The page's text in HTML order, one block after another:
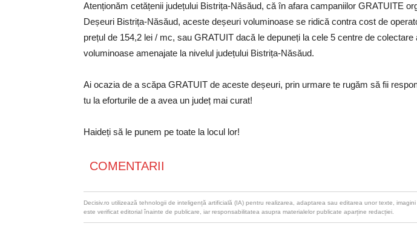
Atenționăm cetățenii județului Bistrița-Năsăud, că în afara campaniilor GRATUITE
Deșeuri Bistrița-Năsăud, aceste deșeuri voluminoase se ridică contra cost de
prețul de 154,2 lei / mc, sau GRATUIT dacă le depuneți la cele 5 centre de colectare
voluminoase amenajate la nivelul județului Bistrița-Năsăud.
Ai ocazia de a scăpa GRATUIT de aceste deșeuri, prin urmare te rugăm să fii
tu la eforturile de a avea un județ mai curat!
Haideți să le punem pe toate la locul lor!
COMENTARII
Decisiv.ro utilizează tehnologii de inteligență artificială (IA) pentru realizarea, adaptarea sau editarea unor texte,
este verificat editorial înainte de publicare, iar responsabilitatea asupra materialelor publicate aparține redacției.